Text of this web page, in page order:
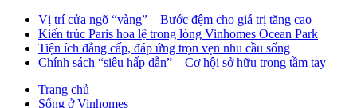
Vị trí cửa ngõ “vàng” – Bước đệm cho giá trị tăng cao
Kiến trúc Paris hoa lệ trong lòng Vinhomes Ocean Park
Tiện ích đẳng cấp, đáp ứng trọn vẹn nhu cầu sống
Chính sách “siêu hấp dẫn” – Cơ hội sở hữu trong tầm tay
Trang chủ
Sống ở Vinhomes